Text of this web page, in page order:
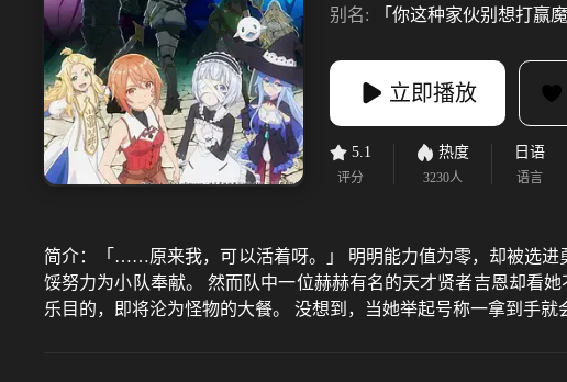
别名: 「你这种家伙别想打赢
立即播放
5.1
评分
热度
3230人
日语
语言
简介：
「……原来我，可以活着呀。」 明明能力值为零，却被选
馁努力为小队奉献。 然而队中一位赫赫有名的天才贤者吉恩却看
乐目的，即将沦为怪物的大餐。 没想到，当她举起号称一拿到手